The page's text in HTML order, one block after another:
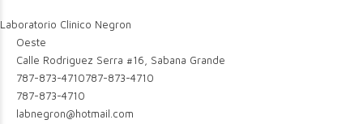
Laboratorio Clinico Negron
Oeste
Calle Rodriguez Serra #16, Sabana Grande
787-873-4710787-873-4710
787-873-4710
labnegron@hotmail.com